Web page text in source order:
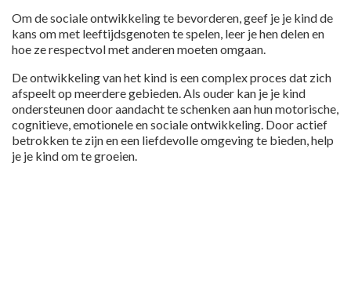
Om de sociale ontwikkeling te bevorderen, geef je je kind de
kans om met leeftijdsgenoten te spelen, leer je hen delen en
hoe ze respectvol met anderen moeten omgaan.
De ontwikkeling van het kind is een complex proces dat zich
afspeelt op meerdere gebieden. Als ouder kan je je kind
ondersteunen door aandacht te schenken aan hun motorische,
cognitieve, emotionele en sociale ontwikkeling. Door actief
betrokken te zijn en een liefdevolle omgeving te bieden, help
je je kind om te groeien.